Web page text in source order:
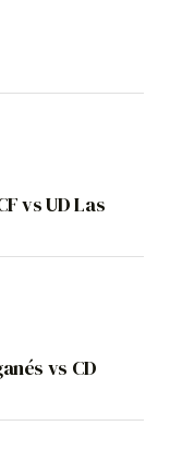
vs UD Las
vs CD